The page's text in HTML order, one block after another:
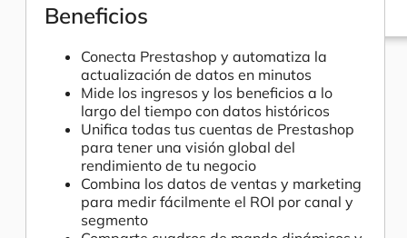
Beneficios
Conecta Prestashop y automatiza la
actualización de datos en minutos
Mide los ingresos y los beneficios a lo
largo del tiempo con datos históricos
Unifica todas tus cuentas de Prestashop
para tener una visión global del
rendimiento de tu negocio
Combina los datos de ventas y marketing
para medir fácilmente el ROI por canal y
segmento